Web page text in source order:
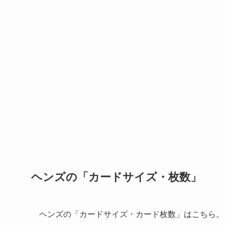
ヘンズの「カードサイズ・枚数」
ヘンズの「カードサイズ・カード枚数」はこちら。